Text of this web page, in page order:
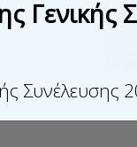
Γενικής
Συνέλευσης